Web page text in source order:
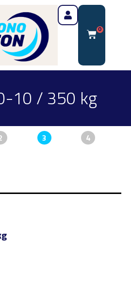
0
10 / 350 kg
3 4